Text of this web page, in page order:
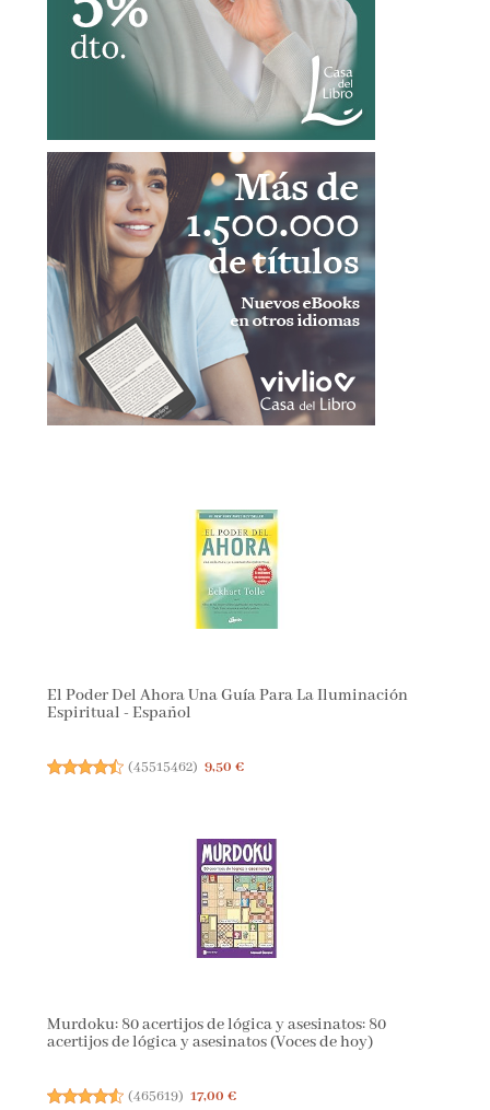
El Poder Del Ahora Una Guía Para La Iluminación
Espiritual - Español
(45515462) 9,50 €
Murdoku: 80 acertijos de lógica y asesinatos: 80
acertijos de lógica y asesinatos (Voces de hoy)
(465619) 17,00 €